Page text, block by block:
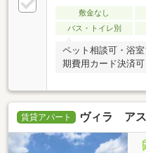
敷金なし
バス・トイレ別
ペット相談可・浴
期費用カード決済
賃貸アパート ヴィラ ア